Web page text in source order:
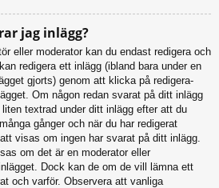
jag inlägg?
eller moderator kan du endast redigera och
redigera ett inlägg (ibland bara under en
gjorts) genom att klicka på redigera-
Om någon redan svarat på ditt inlägg
textrad under ditt inlägg efter att du
gånger och när du har redigerat
visas om ingen har svarat på ditt inlägg.
om det är en moderator eller
Dock kan de om de vill lämna ett
och varför. Observera att vanliga